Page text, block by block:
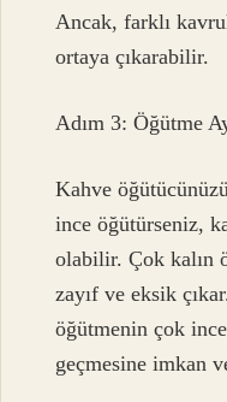
Ancak, farklı
ortaya çıkarabilir.
Adım 3: Öğütme
Kahve
ince öğütürseniz,
olabilir. Çok kalın
zayıf ve eksik
öğütmenin çok
geçmesine imkan